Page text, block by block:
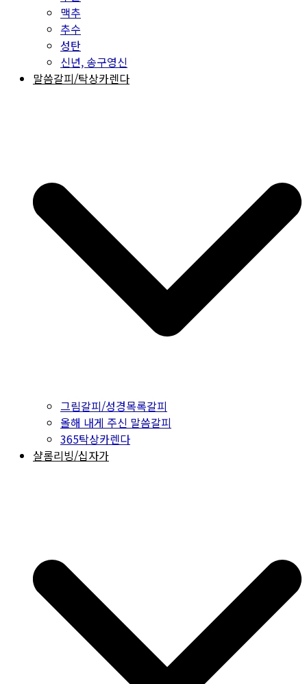
맥추
추수
성탄
신년, 송구영신
말씀갈피/탁상카렌다
그림갈피/성경목록갈피
올해 내게 주신 말씀갈피
365탁상카렌다
샬롬리빙/십자가